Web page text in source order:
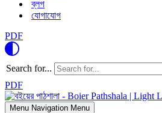
ব্লগ
যোগাযোগ
PDF
Search for...
PDF
Menu Navigation Menu